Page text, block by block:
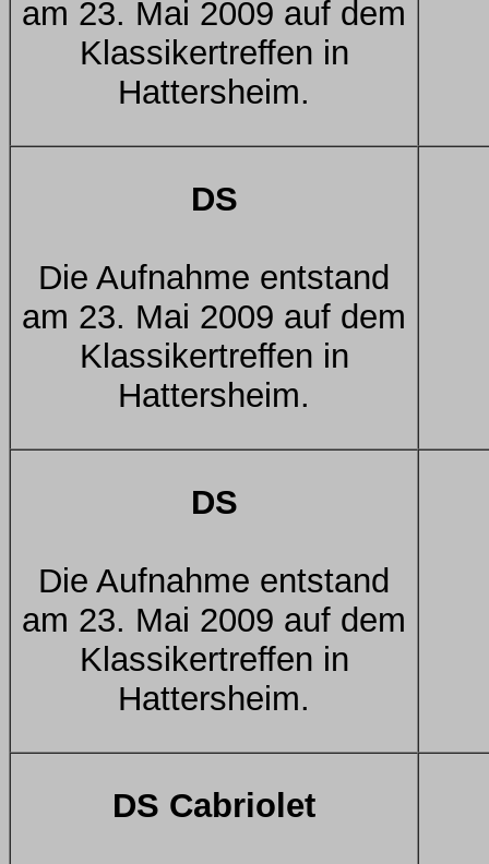
am 23. Mai 2009 auf dem
Klassikertreffen in
Hattersheim.
DS
Die Aufnahme entstand
am 23. Mai 2009 auf dem
Klassikertreffen in
Hattersheim.
DS
Die Aufnahme entstand
am 23. Mai 2009 auf dem
Klassikertreffen in
Hattersheim.
DS Cabriolet